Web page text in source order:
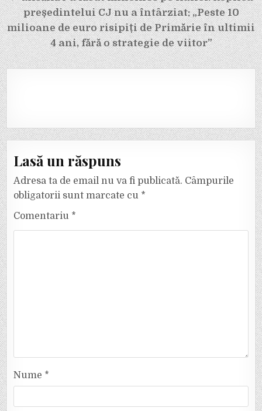
președintelui CJ nu a întârziat: „Peste 10
milioane de euro risipiți de Primărie în ultimii
4 ani, fără o strategie de viitor”
Lasă un răspuns
Adresa ta de email nu va fi publicată. Câmpurile
obligatorii sunt marcate cu *
Comentariu *
Nume *